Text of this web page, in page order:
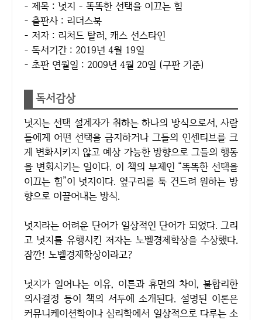
- 제목 : 넛지 - 똑똑한 선택을 이끄는 힘
- 출판사 : 리더스북
- 저자 : 리처드 탈러, 캐스 선스타인
- 독서기간 : 2019년 4월 19일
- 초판 연월일 : 2009년 4월 20일 (구판 기준)
독서감상
넛지는 선택 설계자가 취하는 하나의 방식으로서, 사람
들에게 어떤 선택을 금지하거나 그들의 인센티브를 크
게 변화시키지 않고 예상 가능한 방향으로 그들의 행동
을 변회시키는 일이다. 이 책의 부제인 “똑똑한 선택을
이끄는 힘”이 넛지이다. 옆구리를 툭 건드려 원하는 방
향으로 이끌어내는 방식.
넛지라는 어려운 단어가 일상적인 단어가 되었다. 그리
고 넛지를 유행시킨 저자는 노벨경제학상을 수상했다.
잠깐! 노벨경제학상이라고?
넛지가 일어나는 이유, 이튼과 휴먼의 차이, 불합리한
의사결정 등이 책의 서두에 소개된다. 설명된 이론은
커뮤니케이션학이나 심리학에서 일상적으로 다루는 소